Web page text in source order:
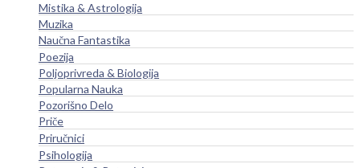
Mistika & Astrologija
Muzika
Naučna Fantastika
Poezija
Poljoprivreda & Biologija
Popularna Nauka
Pozorišno Delo
Priče
Priručnici
Psihologija